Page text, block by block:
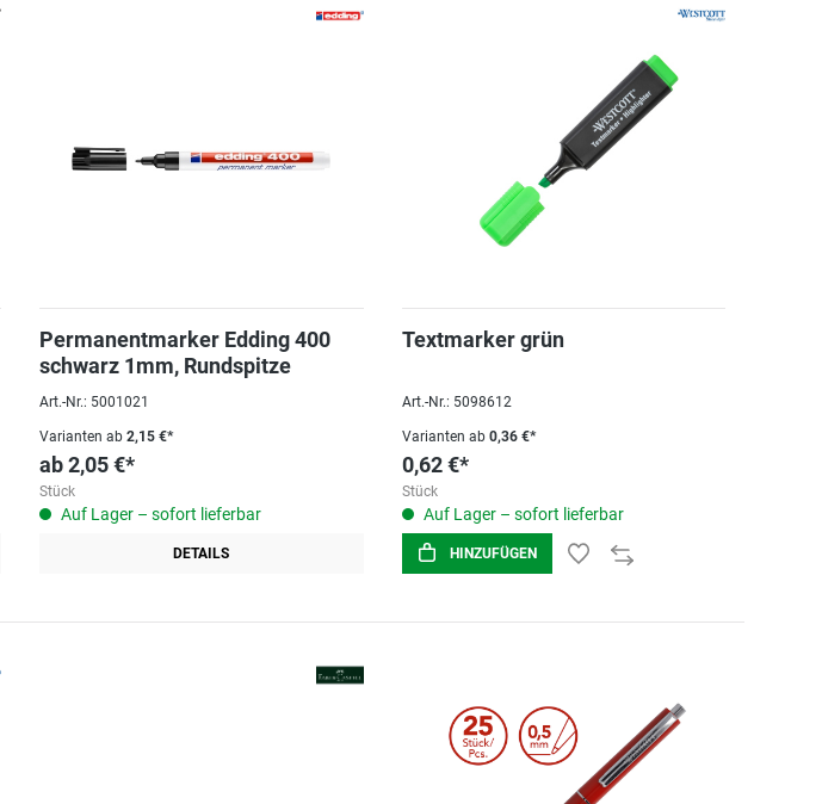
Permanentmarker Edding 400
schwarz 1mm, Rundspitze
Art.-Nr.: 5001021
Varianten ab 2,15 €*
ab2,05 €*
Stück
Auf Lager – sofort lieferbar
DETAILS
Textmarker grün
Art.-Nr.: 5098612
Varianten ab0,36 €*
0,62 €*
Stück
Auf Lager – sofort lieferbar
HINZUFÜGEN